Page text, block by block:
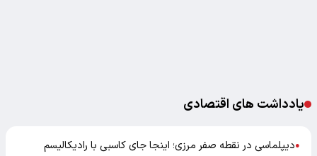
یادداشت های اقتصادی
●دیپلماسی در نقطه صفر مرزی؛ اینجا جای کاسبی با رادیکالیسم